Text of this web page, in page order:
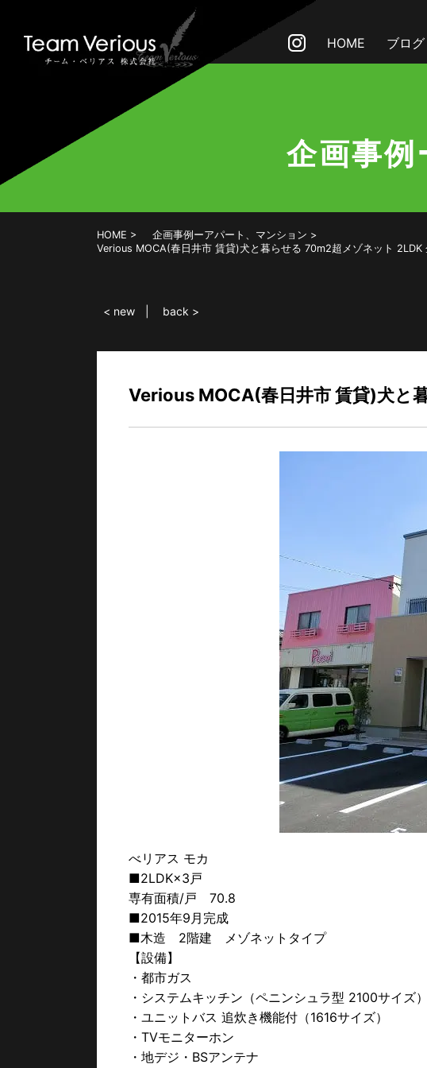
企画事
HOME ブログ
HOME
企画事例ーアパート、マンション
Verious MOCA(春日井市 賃貸)犬と暮らせる 70m2超メゾネット
< new back >
Verious MOCA(春日井市 賃貸)犬と
べリアス モカ
■2LDK×3戸
専有面積/戸 70.8
■2015年9月完成
■木造 2階建 メゾネットタイプ
【設備】
・都市ガス
・システムキッチン（ペニンシュラ型 2100サイズ）
・ユニットバス 追炊き機能付（1616サイズ）
・TVモニターホン
・地デジ・BSアンテナ